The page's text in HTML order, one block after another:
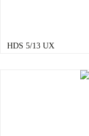
HDS 5/13 UX